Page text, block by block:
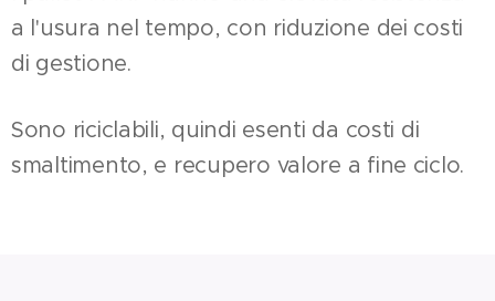
a l'usura nel tempo, con riduzione dei costi
di gestione.
Sono riciclabili, quindi esenti da costi di
smaltimento, e recupero valore a fine ciclo.